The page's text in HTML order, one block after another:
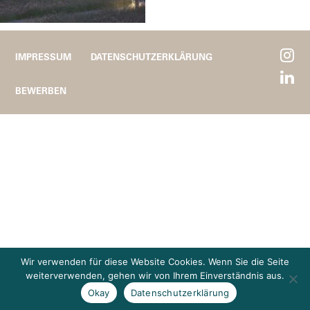
IMPRESSUM DATENSCHUTZERKLÄRUNG
BEWERBEN
Wir verwenden für diese Website Cookies. Wenn Sie die Seite
weiterverwenden, gehen wir von Ihrem Einverständnis aus.
Okay
Datenschutzerklärung